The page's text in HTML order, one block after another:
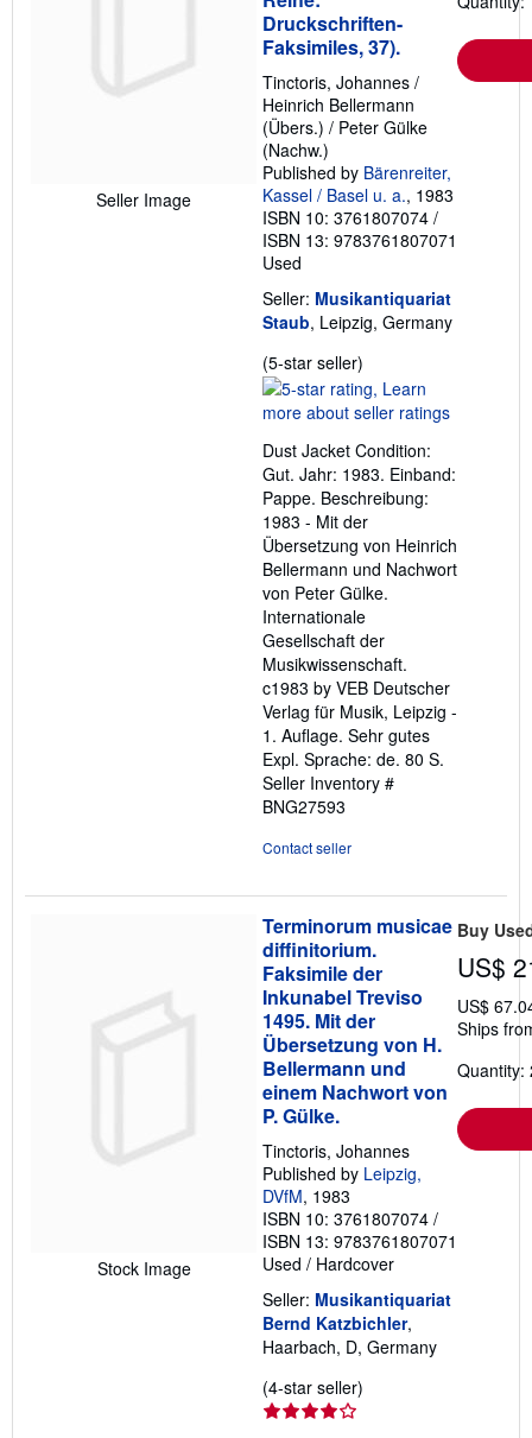
Seller Image
Druckschriften-
Faksimiles, 37).
Tinctoris, Johannes /
Heinrich Bellermann
(Übers.) / Peter Gülke
(Nachw.)
Published by Bärenreiter,
Kassel / Basel u. a., 1983
ISBN 10: 3761807074 /
ISBN 13: 9783761807071
Used
Seller: Musikantiquariat
Staub, Leipzig, Germany
(5-star seller)
rating
5
of
5
stars
Dust Jacket Condition:
Gut. Jahr: 1983. Einband:
Pappe. Beschreibung:
1983 - Mit der
Übersetzung von Heinrich
Bellermann und Nachwort
von Peter Gülke.
Internationale
Gesellschaft der
Musikwissenschaft.
c1983 by VEB Deutscher
Verlag für Musik, Leipzig -
1. Auflage. Sehr gutes
Expl. Sprache: de. 80 S.
Seller Inventory #
BNG27593
Contact seller
Stock Image
Terminorum musicae
diffinitorium.
Faksimile der
Inkunabel Treviso
1495. Mit der
Übersetzung von H.
Bellermann und
einem Nachwort von
P. Gülke.
Tinctoris, Johannes
Published by Leipzig,
DVfM, 1983
ISBN 10: 3761807074 /
ISBN 13: 9783761807071
Used / Hardcover
Seller: Musikantiquariat
Bernd Katzbichler,
Haarbach, D, Germany
(4-star seller)
Buy
US$
US$
Ships
Quantity: